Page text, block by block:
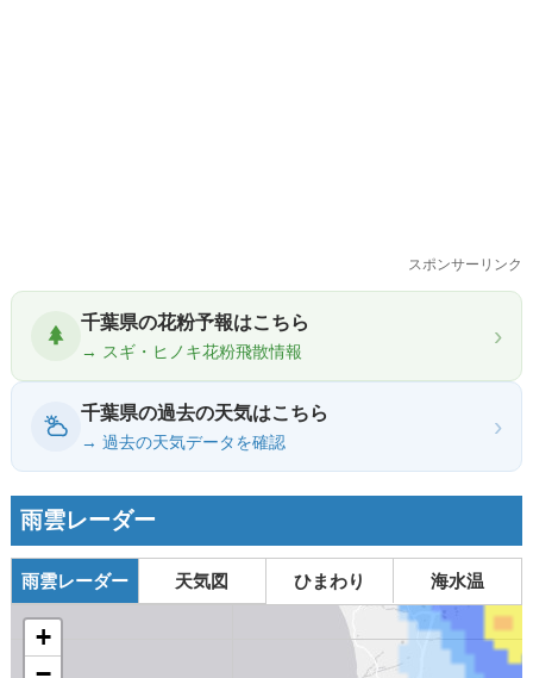
スポンサーリンク
千葉県の花粉予報はこちら
→ スギ・ヒノキ花粉飛散情報
›
千葉県の過去の天気はこちら
→ 過去の天気データを確認
›
雨雲レーダー
雨雲レーダー 天気図 ひまわり 海水温
+